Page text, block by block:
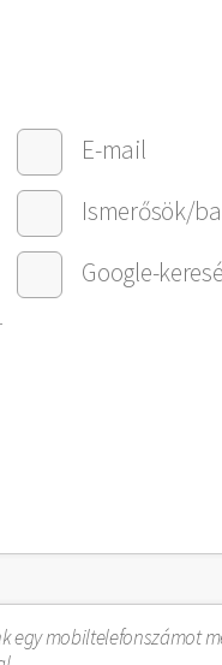
E-mail
Ismerősök/
Google-
egy mobiltelefonszámot